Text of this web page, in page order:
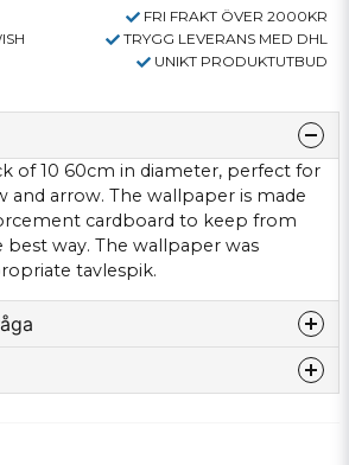
FRI FRAKT ÖVER 2000KR
TRYGG LEVERANS MED DHL
UNIKT PRODUKTUTBUD
of 10 60cm in diameter, perfect for
and arrow. The wallpaper is made
cardboard to keep from
best way. The wallpaper was
tavlespik.
om denna produkten...